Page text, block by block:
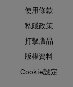
使用條款
私隱政策
打擊膺品
版權資料
Cookie設定